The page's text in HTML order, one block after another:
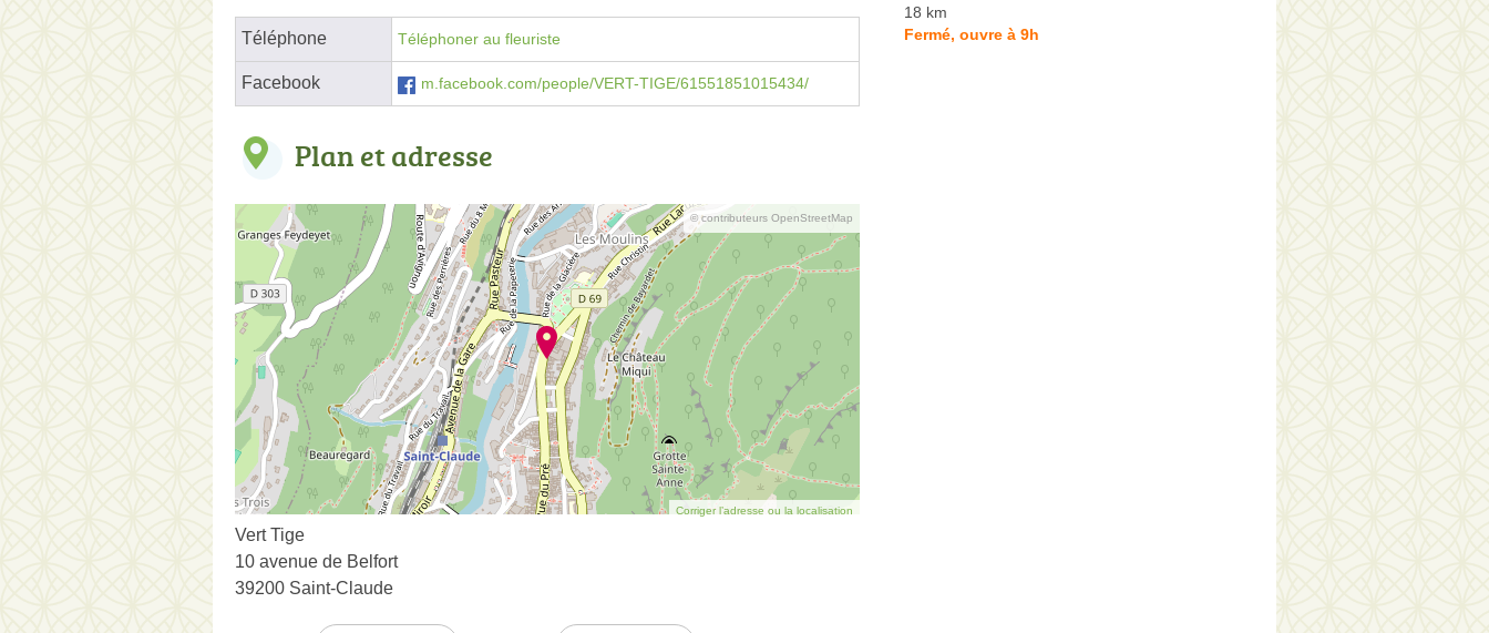
Téléphone Téléphoner au fleuriste
Facebook m.facebook.com/people/VERT-TIGE/61551851015434/
Plan et adresse
© contributeurs OpenStreetMap
Corriger l’adresse ou la localisation
Vert Tige
10 avenue de Belfort
39200 Saint-Claude
18 km
Fermé, ouvre à 9h